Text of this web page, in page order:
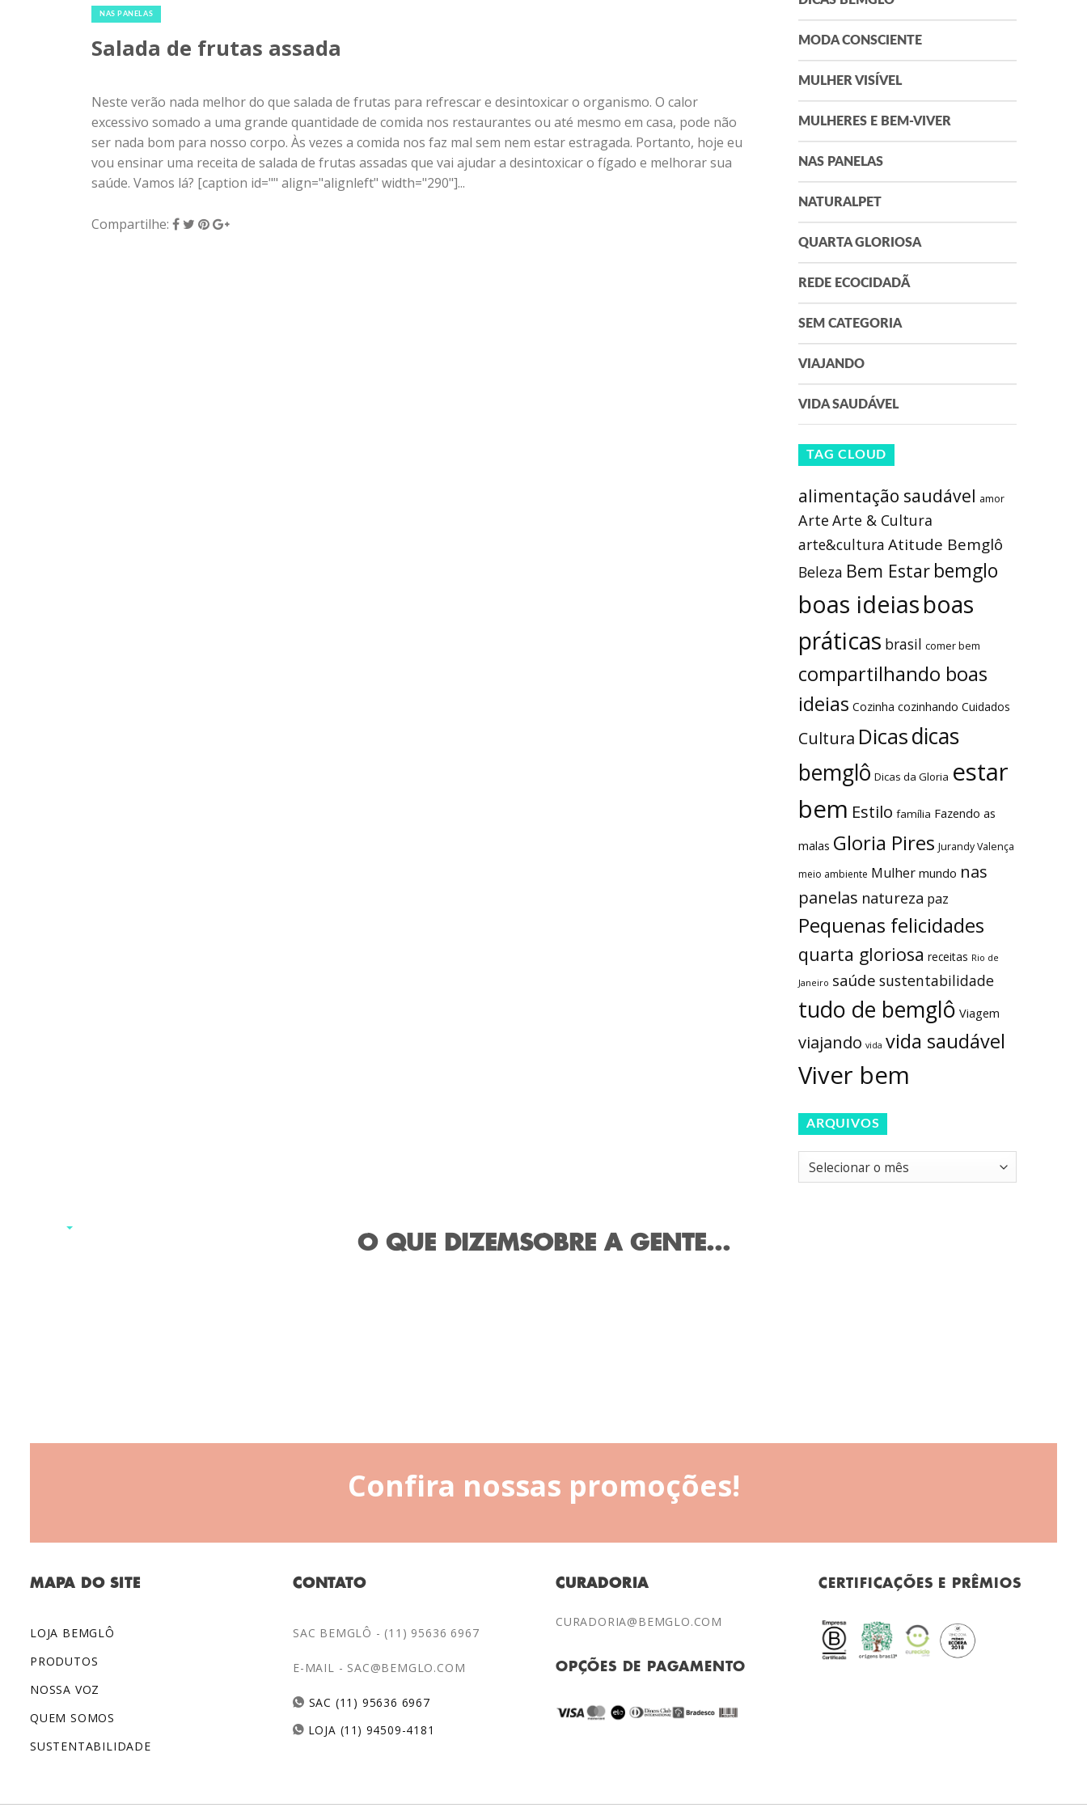
NAS PANELAS
Salada de frutas assada
Neste verão nada melhor do que salada de frutas para refrescar e desintoxicar o organismo. O calor
excessivo somado a uma grande quantidade de comida nos restaurantes ou até mesmo em casa, pode não
ser nada bom para nosso corpo. Às vezes a comida nos faz mal sem nem estar estragada. Portanto, hoje eu
vou ensinar uma receita de salada de frutas assadas que vai ajudar a desintoxicar o fígado e melhorar sua
saúde. Vamos lá? [caption id="" align="alignleft" width="290"]...
Compartilhe:
MODA CONSCIENTE
MULHER VISÍVEL
MULHERES E BEM-VIVER
NAS PANELAS
NATURALPET
QUARTA GLORIOSA
REDE ECOCIDADÃ
SEM CATEGORIA
VIAJANDO
VIDA SAUDÁVEL
TAG CLOUD
alimentação saudável amor
Arte Arte & Cultura
arte&cultura Atitude Bemglô
Beleza Bem Estar bemglo
boas ideiasboas
práticas brasil comer bem
compartilhando boas
ideias Cozinha cozinhando Cuidados
Cultura Dicasdicas
bemglô Dicas da Gloria estar
bem Estilo família Fazendo as
malas Gloria Pires Jurandy Valença
meio ambiente Mulher mundo nas
panelas natureza paz
Pequenas felicidades
quarta gloriosa receitas Rio de
Janeiro saúde sustentabilidade
tudo de bemglô Viagem
viajando vida vida saudável
Viver bem
ARQUIVOS
Arquivos
O QUE DIZEMSOBRE A GENTE...
Confira nossas promoções!
MAPA DO SITE
LOJA BEMGLÔ
PRODUTOS
NOSSA VOZ
QUEM SOMOS
SUSTENTABILIDADE
CONTATO
SAC BEMGLÔ - (11) 95636 6967
E-MAIL - SAC@BEMGLO.COM
SAC (11) 95636 6967
LOJA (11) 94509-4181
CURADORIA
CURADORIA@BEMGLO.COM
OPÇÕES DE PAGAMENTO
CERTIFICAÇÕES E PRÊMIOS